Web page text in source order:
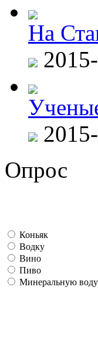
На
Опрос
Коньяк
Водку
Вино
Пиво
Минеральную воду